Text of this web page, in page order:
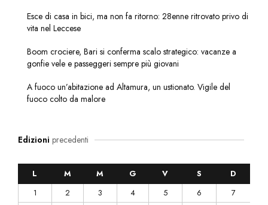
Esce di casa in bici, ma non fa ritorno: 28enne ritrovato privo di
vita nel Leccese
Boom crociere, Bari si conferma scalo strategico: vacanze a
gonfie vele e passeggeri sempre più giovani
A fuoco un’abitazione ad Altamura, un ustionato. Vigile del
fuoco colto da malore
Edizioni precedenti
L M M G V S
D
1
2 3 4 5 6
7